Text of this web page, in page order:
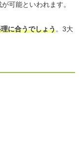
可能といわれます。
に合うでしょう。3大